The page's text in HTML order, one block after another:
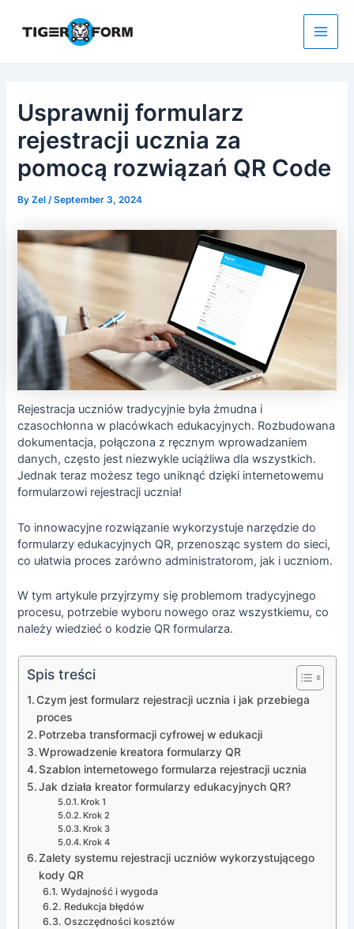
content
Main
Usprawnij formularz
rejestracji ucznia za
pomocą rozwiązań QR Code
ByZel/September 3, 2024
Rejestracja uczniów tradycyjnie była żmudna i
czasochłonna w placówkach edukacyjnych. Rozbudowana
dokumentacja, połączona z ręcznym wprowadzaniem
danych, często jest niezwykle uciążliwa dla wszystkich.
Jednak teraz możesz tego uniknąć dzięki internetowemu
formularzowi rejestracji ucznia!
To innowacyjne rozwiązanie wykorzystuje narzędzie do
formularzy edukacyjnych QR, przenosząc system do sieci,
co ułatwia proces zarówno administratorom, jak i uczniom.
W tym artykule przyjrzymy się problemom tradycyjnego
procesu, potrzebie wyboru nowego oraz wszystkiemu, co
należy wiedzieć o kodzie QR formularza.
Spis treści
Czym jest formularz rejestracji ucznia i jak przebiega
proces
Potrzeba transformacji cyfrowej w edukacji
Wprowadzenie kreatora formularzy QR
Szablon internetowego formularza rejestracji ucznia
Jak działa kreator formularzy edukacyjnych QR?
Krok 1
Krok 2
Krok 3
Krok 4
Zalety systemu rejestracji uczniów wykorzystującego
kody QR
Wydajność i wygoda
Redukcja błędów
Oszczędności kosztów